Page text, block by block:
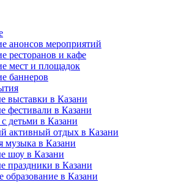
анонсов мероприятий
ресторанов и кафе
мест и площадок
баннеров
выставки в Казани
фестивали в Казани
детьми в Казани
активный отдых в Казани
музыка в Казани
шоу в Казани
праздники в Казани
образование в Казани